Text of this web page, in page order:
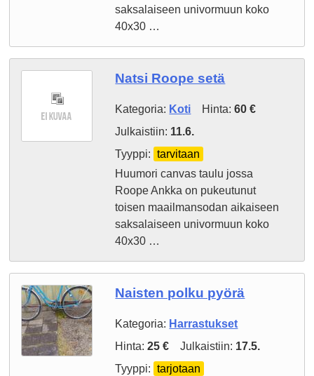
saksalaiseen univormuun koko
40x30 …
Natsi Roope setä
Kategoria: Koti Hinta:60 €
Julkaistiin: 11.6.
Tyyppi:
tarvitaan
Huumori canvas taulu jossa
Roope Ankka on pukeutunut
toisen maailmansodan aikaiseen
saksalaiseen univormuun koko
40x30 …
Naisten polku pyörä
Kategoria: Harrastukset
Hinta:25 € Julkaistiin: 17.5.
Tyyppi:
tarjotaan